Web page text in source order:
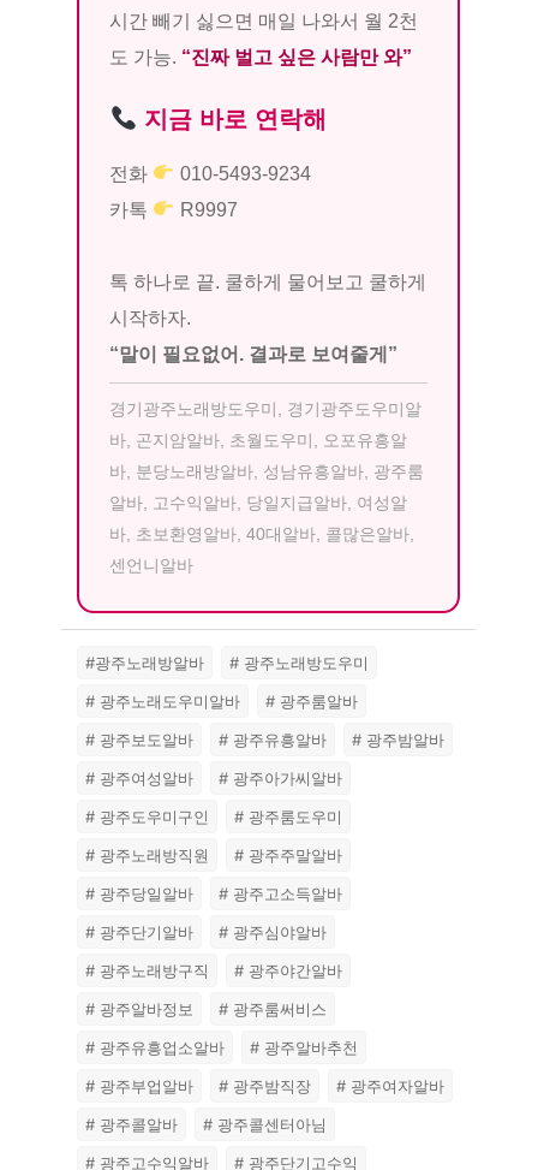
시간 빼기 싫으면 매일 나와서 월 2천
도 가능. “진짜 벌고 싶은 사람만 와”
지금 바로 연락해
전화
010-5493-9234
카톡
R9997
톡 하나로 끝. 쿨하게 물어보고 쿨하게
시작하자.
“말이 필요없어. 결과로 보여줄게”
경기광주노래방도우미, 경기광주도우미알
바, 곤지암알바, 초월도우미, 오포유흥알
바, 분당노래방알바, 성남유흥알바, 광주룸
알바, 고수익알바, 당일지급알바, 여성알
바, 초보환영알바, 40대알바, 콜많은알바,
센언니알바
#광주노래방알바
# 광주노래방도우미
# 광주노래도우미알바
# 광주룸알바
# 광주보도알바
# 광주유흥알바
# 광주밤알바
# 광주여성알바
# 광주아가씨알바
# 광주도우미구인
# 광주룸도우미
# 광주노래방직원
# 광주주말알바
# 광주당일알바
# 광주고소득알바
# 광주단기알바
# 광주심야알바
# 광주노래방구직
# 광주야간알바
# 광주알바정보
# 광주룸써비스
# 광주유흥업소알바
# 광주알바추천
# 광주부업알바
# 광주밤직장
# 광주여자알바
# 광주콜알바
# 광주콜센터아님
# 광주고수익알바
# 광주단기고수익